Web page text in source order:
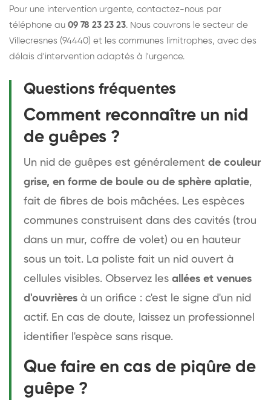
Pour une intervention urgente, contactez-nous par
téléphone au 09 78 23 23 23. Nous couvrons le secteur de
Villecresnes (94440) et les communes limitrophes, avec des
délais d'intervention adaptés à l'urgence.
Questions fréquentes
Comment reconnaître un nid
de guêpes ?
Un nid de guêpes est généralement de couleur
grise, en forme de boule ou de sphère aplatie,
fait de fibres de bois mâchées. Les espèces
communes construisent dans des cavités (trou
dans un mur, coffre de volet) ou en hauteur
sous un toit. La poliste fait un nid ouvert à
cellules visibles. Observez les allées et venues
d'ouvrières à un orifice : c'est le signe d'un nid
actif. En cas de doute, laissez un professionnel
identifier l'espèce sans risque.
Que faire en cas de piqûre de
guêpe ?